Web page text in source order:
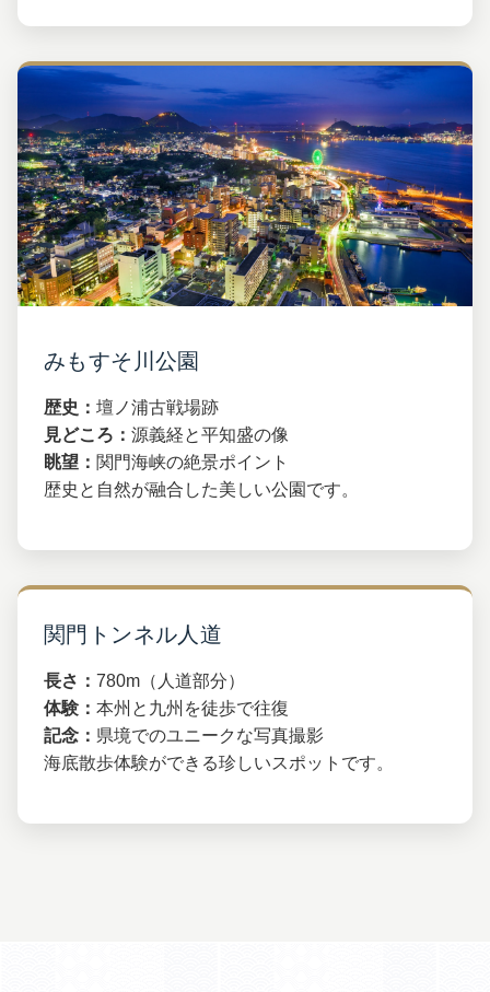
みもすそ川公園
歴史： 壇ノ浦古戦場跡
見どころ： 源義経と平知盛の像
眺望： 関門海峡の絶景ポイント
歴史と自然が融合した美しい公園です。
関門トンネル人道
長さ： 780m（人道部分）
体験： 本州と九州を徒歩で往復
記念： 県境でのユニークな写真撮影
海底散歩体験ができる珍しいスポットです。